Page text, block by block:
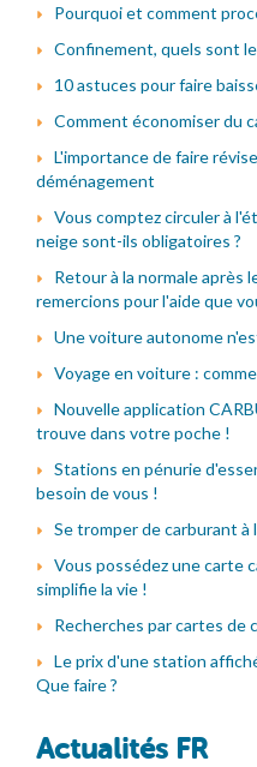
Pourquoi et comment
Confinement, quels sont
10 astuces pour faire
Comment économiser du
L'importance de faire
déménagement
Vous comptez circuler à
neige sont-ils obligatoires ?
Retour à la normale après
remercions pour l'aide que
Une voiture autonome
Voyage en voiture :
Nouvelle application
trouve dans votre poche !
Stations en pénurie
besoin de vous !
Se tromper de carburant à
Vous possédez une carte
simplifie la vie !
Recherches par cartes de
Le prix d'une station
Que faire ?
Actualités FR